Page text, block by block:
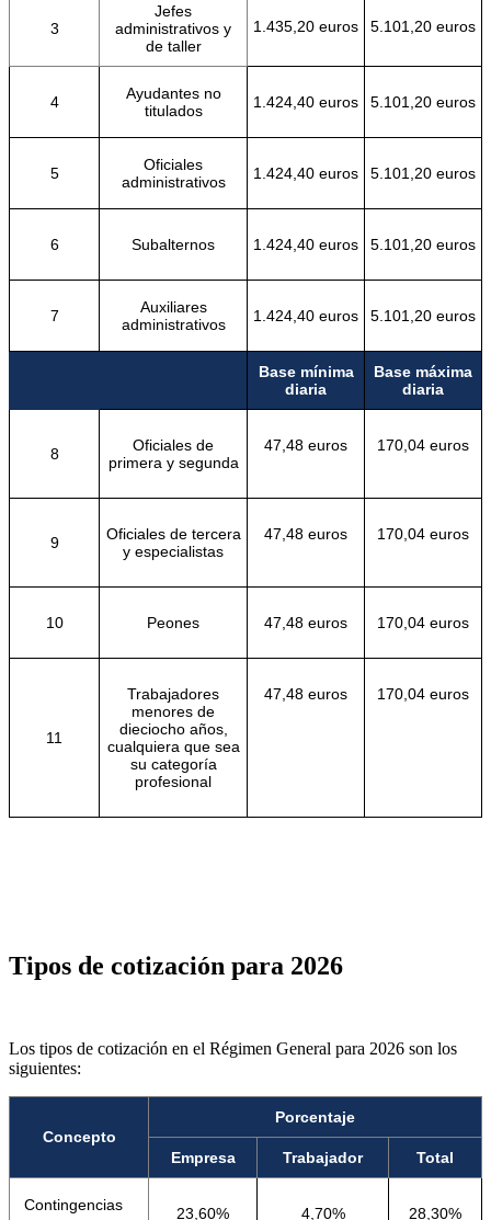
3
Jefes
administrativos y
de taller
1.435,20 euros 5.101,20 euros
4
Ayudantes no
titulados
1.424,40 euros 5.101,20 euros
5
Oficiales
administrativos
1.424,40 euros 5.101,20 euros
6 Subalternos 1.424,40 euros 5.101,20 euros
7
Auxiliares
administrativos
1.424,40 euros 5.101,20 euros
Base mínima
diaria
Base máxima
diaria
8
Oficiales de
primera y segunda
47,48 euros 170,04 euros
9
Oficiales de tercera
y especialistas
47,48 euros 170,04 euros
10 Peones 47,48 euros 170,04 euros
11
Trabajadores
menores de
dieciocho años,
cualquiera que sea
su categoría
profesional
47,48 euros 170,04 euros
Tipos de cotización para 2026
Los tipos de cotización en el Régimen General para 2026 son los
siguientes:
Concepto
Porcentaje
Empresa Trabajador Total
Contingencias
23,60% 4,70% 28,30%